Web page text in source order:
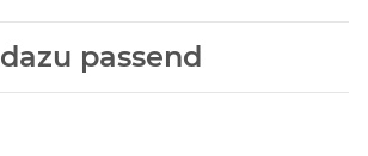
dazu passend